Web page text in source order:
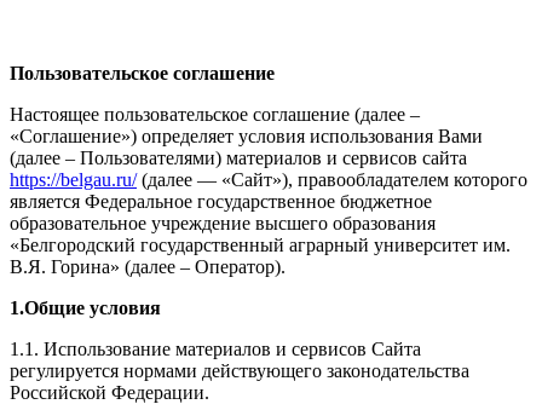
Пользовательское соглашение
Настоящее пользовательское соглашение (далее –
«Соглашение») определяет условия использования Вами
(далее – Пользователями) материалов и сервисов сайта
https://belgau.ru/(далее — «Сайт»), правообладателем которого
является Федеральное государственное бюджетное
образовательное учреждение высшего образования
«Белгородский государственный аграрный университет им.
В.Я. Горина» (далее – Оператор).
1.Общие условия
1.1. Использование материалов и сервисов Сайта
регулируется нормами действующего законодательства
Российской Федерации.